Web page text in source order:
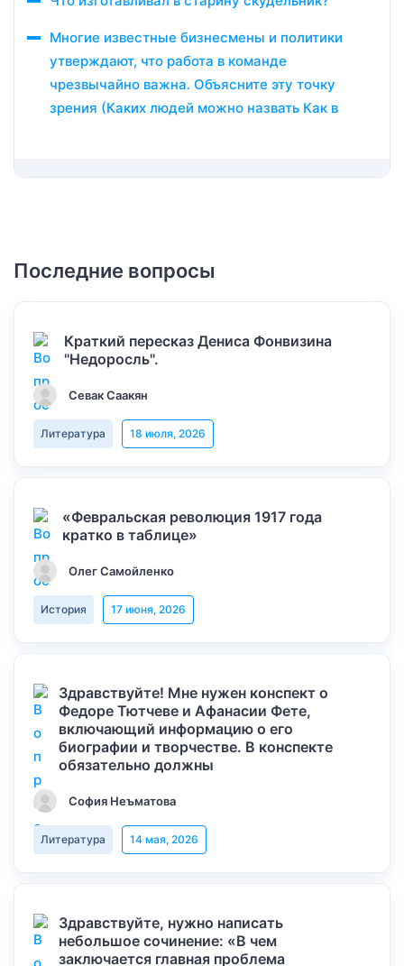
Многие известные бизнесмены и политики
утверждают, что работа в команде
чрезвычайно важна. Объясните эту точку
зрения (Каких людей можно назвать Как в
Последние вопросы
Краткий пересказ Дениса Фонвизина
"Недоросль".
Севак Саакян
Литература 18 июля, 2026
«Февральская революция 1917 года
кратко в таблице»
Олег Самойленко
История 17 июня, 2026
Здравствуйте! Мне нужен конспект о
Федоре Тютчеве и Афанасии Фете,
включающий информацию о его
биографии и творчестве. В конспекте
обязательно должны
София Неъматова
Литература 14 мая, 2026
Здравствуйте, нужно написать
небольшое сочинение: «В чем
заключается главная проблема